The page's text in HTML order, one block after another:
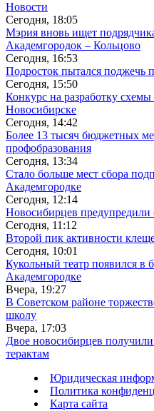
Новости
Сегодня, 18:05
Мэрия вновь ищет
Академгородок – Кольцово
Сегодня, 16:53
Подросток пытался поджечь
Сегодня, 15:50
Конкурс на разработку
Новосибирске
Сегодня, 14:42
Более 13 тысяч бюджетных
профобразования
Сегодня, 13:34
Стало больше мест сбора
Академгородке
Сегодня, 12:14
Новосибирцев предупредили
Сегодня, 11:12
Второй пик активности
Сегодня, 10:01
Кукольный театр появился в
Академгородке
Вчера, 19:27
В Советском районе
школу
Вчера, 17:03
Двое новосибирцев
терактам
Юридическая
Политика
Карта сайта